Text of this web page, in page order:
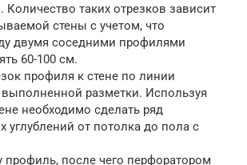
Количество таких отрезков зависит
стены с учетом, что
двумя соседними профилями
60-100 см.
профиля к стене по линии
выполненной разметки. Используя
необходимо сделать ряд
углублений от потолка до пола с
профиль, после чего перфоратором